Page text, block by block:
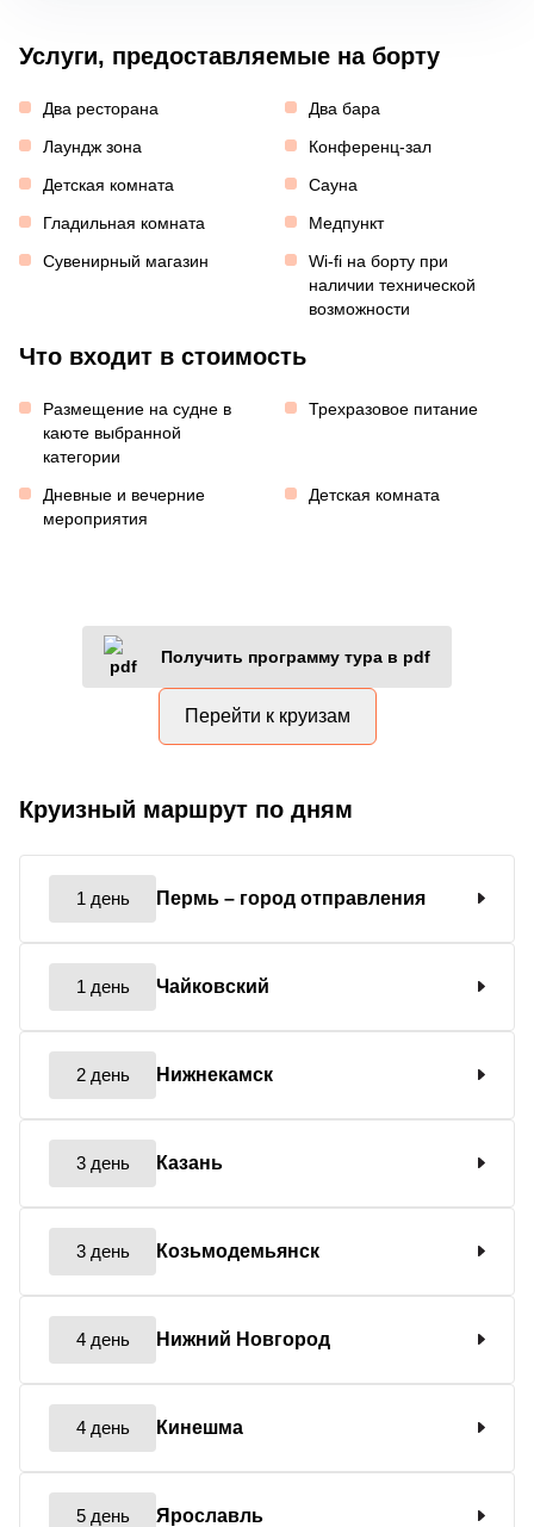
Услуги, предоставляемые на борту
Два ресторана
Два бара
Лаундж зона
Конференц-зал
Детская комната
Сауна
Гладильная комната
Медпункт
Сувенирный магазин
Wi-fi на борту при
наличии технической
возможности
Что входит в стоимость
Размещение на судне в
каюте выбранной
категории
Трехразовое питание
Дневные и вечерние
мероприятия
Детская комната
Получить программу тура в pdf
Перейти к круизам
Круизный маршрут по дням
1 день Пермь – город отправления
1 день Чайковский
2 день Нижнекамск
3 день Казань
3 день Козьмодемьянск
4 день Нижний Новгород
4 день Кинешма
5 день Ярославль